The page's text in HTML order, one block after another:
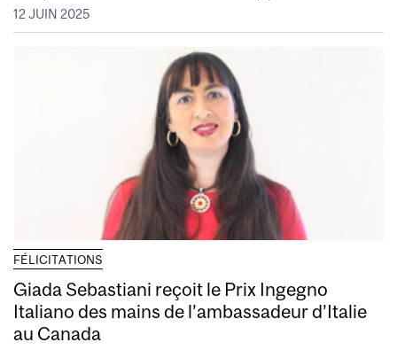
12 JUIN 2025
FÉLICITATIONS
Giada Sebastiani reçoit le Prix Ingegno
Italiano des mains de l’ambassadeur d’Italie
au Canada